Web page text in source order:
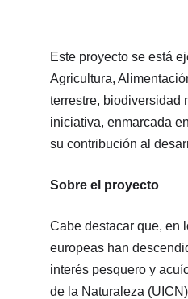
Este proyecto se está
Agricultura,
terrestre, biodiversidad
iniciativa, enmarcada
su contribución al
Sobre el proyecto
Cabe destacar que, en
europeas han
interés pesquero y
de la Naturaleza